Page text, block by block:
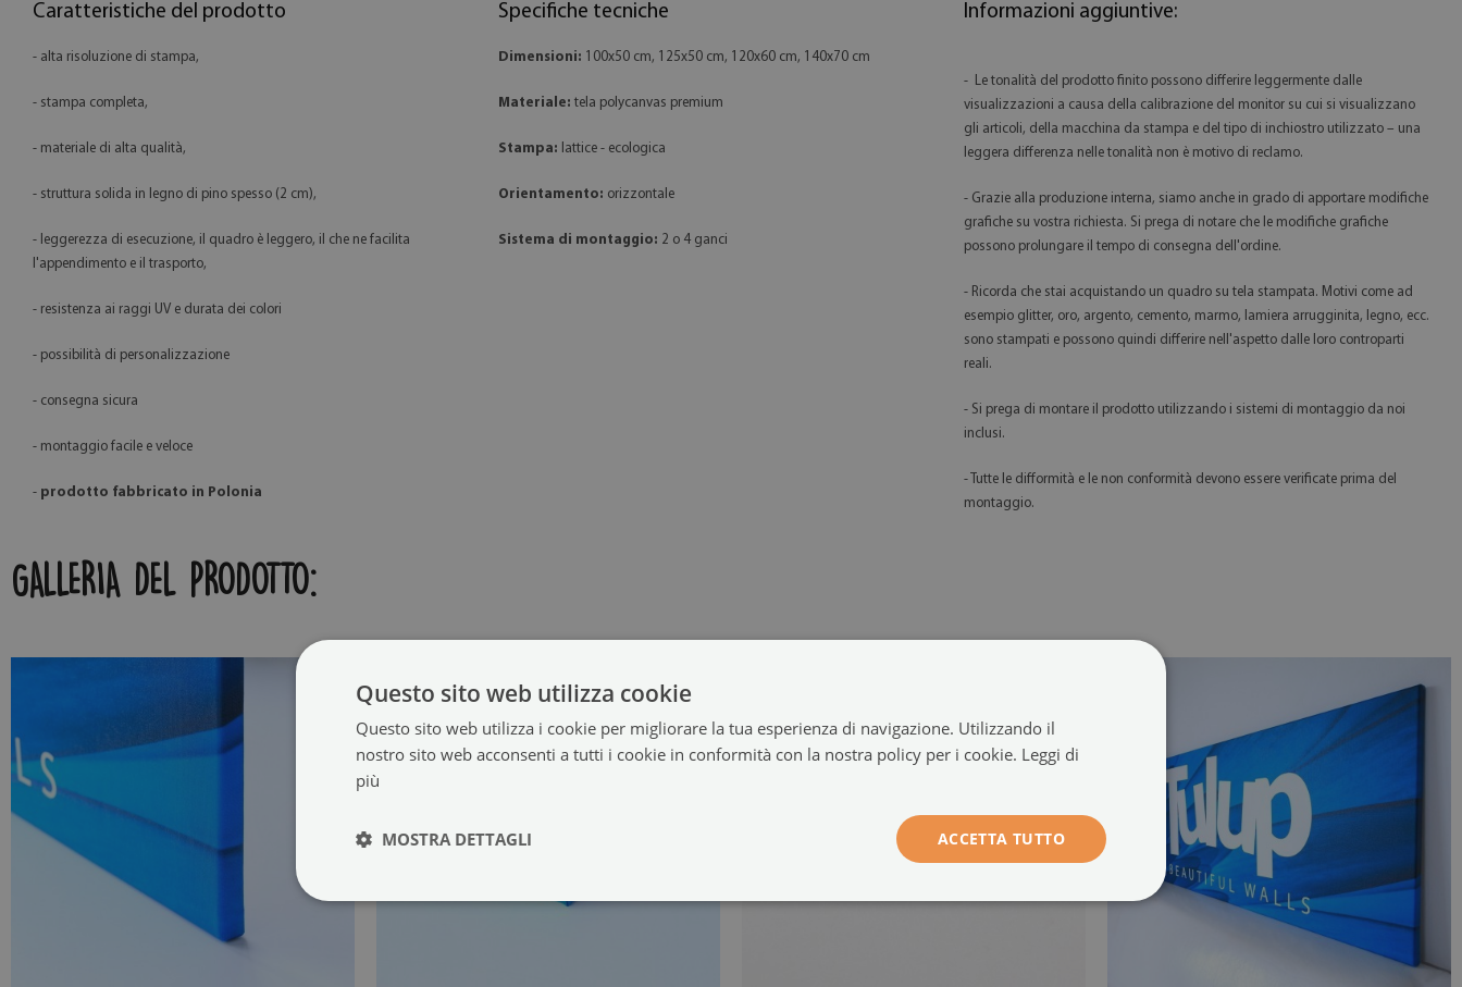
Caratteristiche del prodotto
- alta risoluzione di stampa,
- stampa completa,
- materiale di alta qualità,
- struttura solida in legno di pino spesso (2 cm),
- leggerezza di esecuzione, il quadro è leggero, il che ne facilita
l'appendimento e il trasporto,
- resistenza ai raggi UV e durata dei colori
- possibilità di personalizzazione
- consegna sicura
- montaggio facile e veloce
- prodotto fabbricato in Polonia
Specifiche tecniche
Dimensioni: 100x50 cm, 125x50 cm, 120x60 cm, 140x70 cm
Materiale: tela polycanvas premium
Stampa: lattice - ecologica
Orientamento: orizzontale
Sistema di montaggio: 2 o 4 ganci
Informazioni aggiuntive:
- Le tonalità del prodotto finito possono differire leggermente dalle
visualizzazioni a causa della calibrazione del monitor su cui si visualizzano
gli articoli, della macchina da stampa e del tipo di inchiostro utilizzato – una
leggera differenza nelle tonalità non è motivo di reclamo.
- Grazie alla produzione interna, siamo anche in grado di apportare modifiche
grafiche su vostra richiesta. Si prega di notare che le modifiche grafiche
possono prolungare il tempo di consegna dell'ordine.
- Ricorda che stai acquistando un quadro su tela stampata. Motivi come ad
esempio glitter, oro, argento, cemento, marmo, lamiera arrugginita, legno, ecc.
sono stampati e possono quindi differire nell'aspetto dalle loro controparti
reali.
- Si prega di montare il prodotto utilizzando i sistemi di montaggio da noi
inclusi.
- Tutte le difformità e le non conformità devono essere verificate prima del
montaggio.
GALLERIA DEL PRODOTTO:
Questo sito web utilizza cookie
Questo sito web utilizza i cookie per migliorare la tua esperienza di navigazione. Utilizzando il
nostro sito web acconsenti a tutti i cookie in conformità con la nostra policy per i cookie. Leggi di
più
ACCETTA TUTTO
MOSTRA DETTAGLI